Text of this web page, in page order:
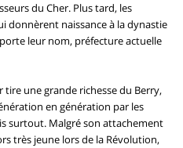
du Cher. Plus tard, les
donnèrent naissance à la dynastie
leur nom, préfecture actuelle
une grande richesse du Berry,
en génération par les
surtout. Malgré son attachement
très jeune lors de la Révolution,